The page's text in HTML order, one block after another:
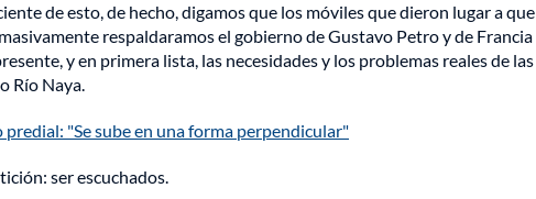
de esto, de hecho, digamos que los móviles que dieron lugar a que
respaldaramos el gobierno de Gustavo Petro y de Francia
y en primera lista, las necesidades y los problemas reales de las
Río Naya.
"Se sube en una forma perpendicular"
ser escuchados.